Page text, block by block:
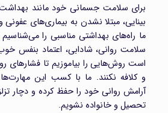
برای سلامت جسمانی خود مانند
بینایی، مبتلا نشدن به بیماری‌های
ما راه‌های بهداشتی مناسبی را
سلامت روانی، شادابی، اعتماد بنفس
است روش‌هایی را بیاموزیم تا فشارهای
و کلافه نکنند. ما با کسب این
آرامش روانی خود را حفظ کرده و دچار
تحصیل و خانواده نشویم.